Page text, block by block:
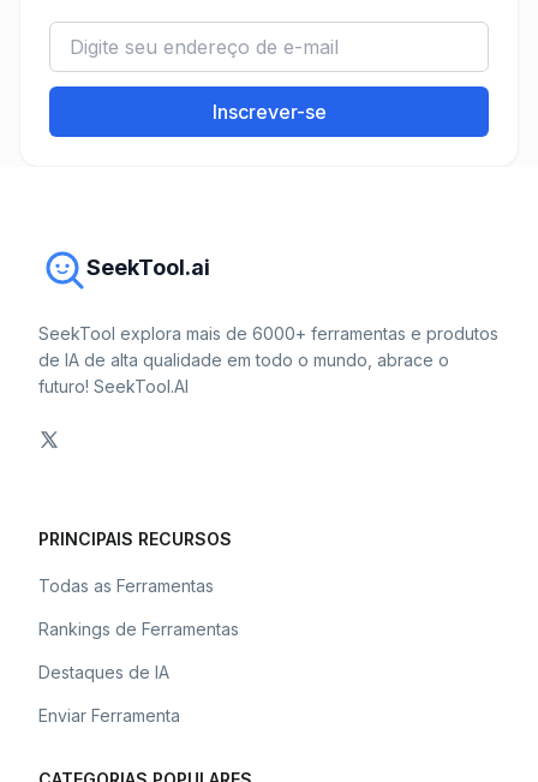
Inscrever-se
SeekTool.ai
SeekTool explora mais de 6000+ ferramentas e produtos
de IA de alta qualidade em todo o mundo, abrace o
futuro! SeekTool.AI
PRINCIPAIS RECURSOS
Todas as Ferramentas
Rankings de Ferramentas
Destaques de IA
Enviar Ferramenta